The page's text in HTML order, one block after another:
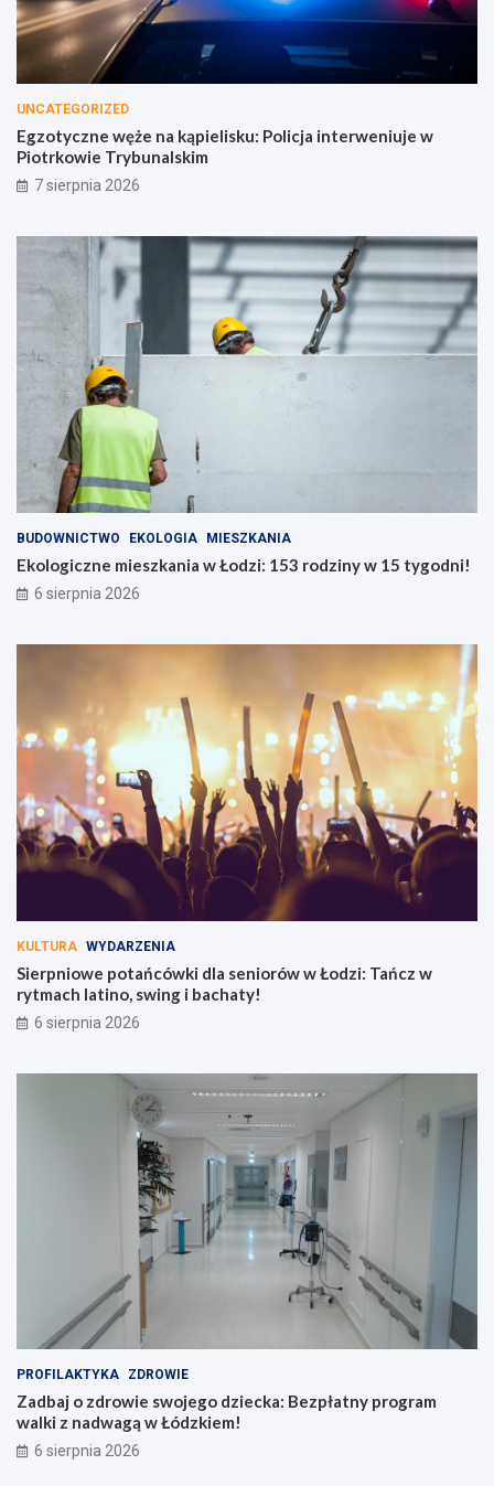
UNCATEGORIZED
Egzotyczne węże na kąpielisku: Policja interweniuje w
Piotrkowie Trybunalskim
7 sierpnia 2026
BUDOWNICTWO EKOLOGIA MIESZKANIA
Ekologiczne mieszkania w Łodzi: 153 rodziny w 15 tygodni!
6 sierpnia 2026
KULTURA WYDARZENIA
Sierpniowe potańcówki dla seniorów w Łodzi: Tańcz w
rytmach latino, swing i bachaty!
6 sierpnia 2026
PROFILAKTYKA ZDROWIE
Zadbaj o zdrowie swojego dziecka: Bezpłatny program
walki z nadwagą w Łódzkiem!
6 sierpnia 2026